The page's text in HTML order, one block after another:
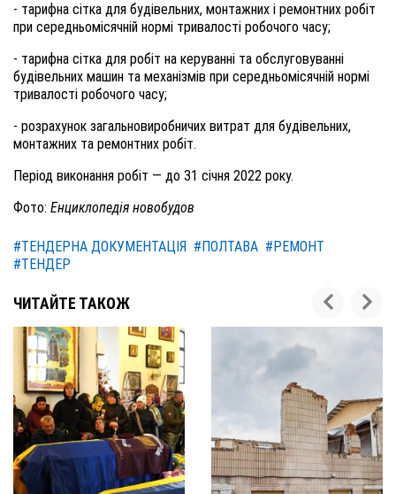
- тарифна сітка для будівельних, монтажних і ремонтних робіт
при середньомісячній нормі тривалості робочого часу;
- тарифна сітка для робіт на керуванні та обслуговуванні
будівельних машин та механізмів при середньомісячній нормі
тривалості робочого часу;
- розрахунок загальновиробничих витрат для будівельних,
монтажних та ремонтних робіт.
Період виконання робіт — до 31 січня 2022 року.
Фото: Енциклопедія новобудов
#ТЕНДЕРНА ДОКУМЕНТАЦІЯ #ПОЛТАВА #РЕМОНТ
#ТЕНДЕР
ЧИТАЙТЕ ТАКОЖ